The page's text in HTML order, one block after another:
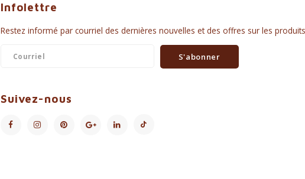
Infolettre
Restez informé par courriel des dernières nouvelles et des offres sur les produits
S'abonner
Suivez-nous